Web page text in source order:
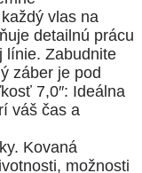
vlas na
detailnú prácu
línie. Zabudnite
záber je pod
7,0″: Ideálna
váš čas a
Kovaná
možnosti